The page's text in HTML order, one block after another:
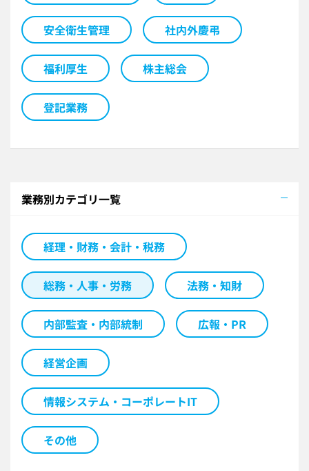
安全衛生管理 社内外慶弔
福利厚生 株主総会
登記業務
業務別カテゴリ一覧
経理・財務・会計・税務
総務・人事・労務 法務・知財
内部監査・内部統制 広報・PR
経営企画
情報システム・コーポレートIT
その他